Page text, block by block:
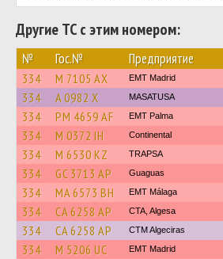
Другие ТС с этим номером:
№ Гос.№ Предприятие
334 M 7105 AX EMT Madrid
334 A 0982 X MASATUSA
334 PM 4659 AF EMT Palma
334 M 0372 IH Continental
334 M 6530 KZ TRAPSA
334 GC 3713 AP Guaguas
334 MA 6573 BH EMT Málaga
334 CA 6258 AP CTA, Algesa
334 CA 6258 AP CTM Algeciras
334 M 5206 UC EMT Madrid